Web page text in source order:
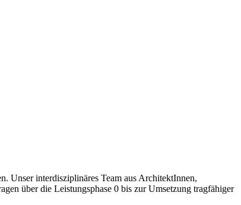
Unser interdisziplinäres Team aus ArchitektInnen,
über die Leistungsphase 0 bis zur Umsetzung tragfähiger